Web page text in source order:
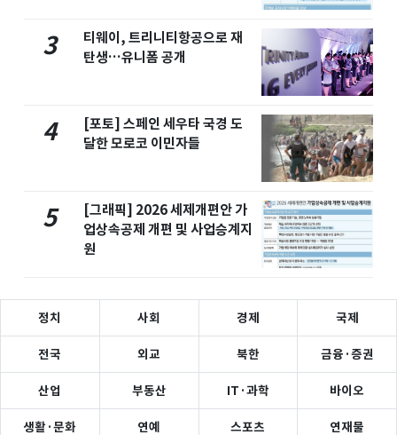
3
티웨이, 트리니티항공으로 재
탄생…유니폼 공개
4
[포토] 스페인 세우타 국경 도
달한 모로코 이민자들
5
[그래픽] 2026 세제개편안 가
업상속공제 개편 및 사업승계지
원
정치 사회 경제 국제
전국 외교 북한 금융·증권
산업 부동산 IT·과학 바이오
생활·문화 연예 스포츠 연재물